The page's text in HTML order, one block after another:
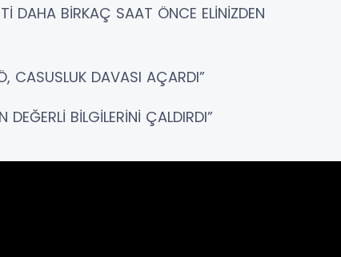
DAHA BİRKAÇ SAAT ÖNCE ELİNİZDEN
CASUSLUK DAVASI AÇARDI”
BİLGİLERİNİ ÇALDIRDI”